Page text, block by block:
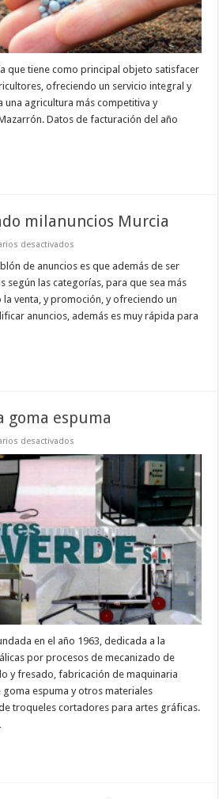
que tiene como principal objeto satisfacer
ofreciendo un servicio integral y
agricultura más competitiva y
Datos de facturación del año
milanuncios Murcia
desactivados
acondicionado
milanuncios
Murcia
de anuncios es que además de ser
según las categorías, para que sea más
venta, y promoción, y ofreciendo un
anuncios, además es muy rápida para
goma espuma
desactivados
para
goma
espuma
en el año 1963, dedicada a la
por procesos de mecanizado de
y fresado, fabricación de maquinaria
espuma y otros materiales
troqueles cortadores para artes gráficas.